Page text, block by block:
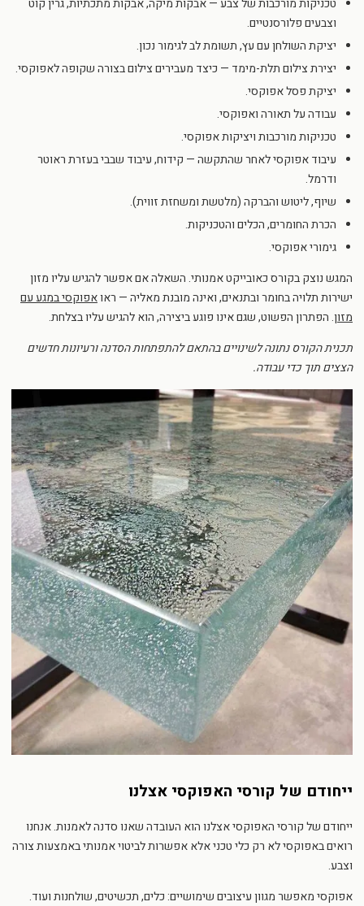
טכניקות מורכבות של צבע — אבקות מיקה, אבקות מתכתיות, גרין קוט
וצבעים פלורסנטיים.
יציקת השולחן עם עץ, תשומת לב לגימור נכון.
יצירת צילום תלת-מימד — כיצד מעבירים צילום בצורה שקופה לאפוקסי.
יציקת פסל אפוקסי.
עבודה על תאורה ואפוקסי.
טכניקות מורכבות ויציקות אפוקסי.
עיבוד אפוקסי לאחר שהתקשה — קידוח, עיבוד שבבי בעזרת ראוטר
ודרמל.
שיוף, ליטוש והברקה (מלטשת ומשחזת זווית).
הכרת החומרים, הכלים והטכניקות.
גימורי אפוקסי.
המגש נוצק בקורס כאובייקט אמנותי. השאלה אם אפשר להגיש עליו מזון
ישירות תלויה בחומר ובתנאים, ואינה מובנת מאליה — ראואפוקסי במגע עם
מזון. הפתרון הפשוט, שגם אינו פוגע ביצירה, הוא להגיש עליו בצלחת.
תכנית הקורס נתונה לשינויים בהתאם להתפתחות הסדנה ורעיונות חדשים
הצצים תוך כדי עבודה.
ייחודם של קורסי האפוקסי אצלנו
ייחודם של קורסי האפוקסי אצלנו הוא העובדה שאנו סדנה לאמנות. אנחנו
רואים באפוקסי לא רק כלי טכני אלא אפשרות לביטוי אמנותי באמצעות צורה
וצבע.
אפוקסי מאפשר מגוון עיצובים שימושיים: כלים, תכשיטים, שולחנות ועוד.